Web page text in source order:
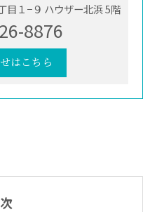
目１−９ ハウザー北浜 5階
8876
はこちら